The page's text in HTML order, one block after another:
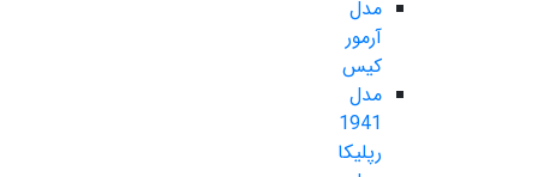
مدل
آرمور
کیس
مدل
1941
رپلیکا